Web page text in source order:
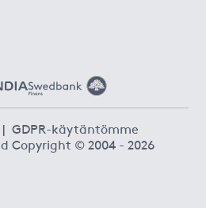
| GDPR-käytäntömme
Copyright © 2004 - 2026